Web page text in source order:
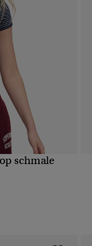
schmale